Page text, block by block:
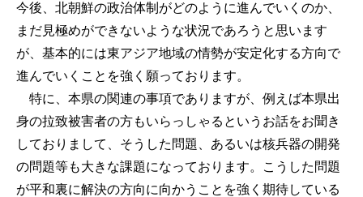
今後、北朝鮮の政治体制がどのように進んでいくのか、
まだ見極めができないような状況であろうと思います
が、基本的には東アジア地域の情勢が安定化する方向で
進んでいくことを強く願っております。
特に、本県の関連の事項でありますが、例えば本県出
身の拉致被害者の方もいらっしゃるというお話をお聞き
しておりまして、そうした問題、あるいは核兵器の開発
の問題等も大きな課題になっております。こうした問題
が平和裏に解決の方向に向かうことを強く期待している